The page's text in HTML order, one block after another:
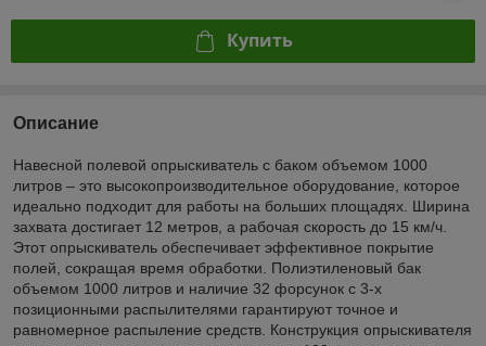
Купить
Описание
Навесной полевой опрыскиватель с баком объемом 1000
литров – это высокопроизводительное оборудование, которое
идеально подходит для работы на больших площадях. Ширина
захвата достигает 12 метров, а рабочая скорость до 15 км/ч.
Этот опрыскиватель обеспечивает эффективное покрытие
полей, сокращая время обработки. Полиэтиленовый бак
объемом 1000 литров и наличие 32 форсунок с 3-х
позиционными распылителями гарантируют точное и
равномерное распыление средств. Конструкция опрыскивателя